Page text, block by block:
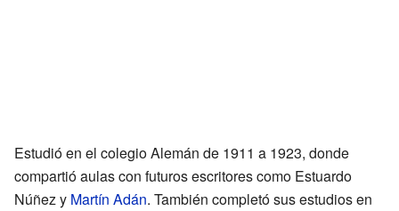
Estudió en el colegio Alemán de 1911 a 1923, donde
compartió aulas con futuros escritores como Estuardo
Núñez y Martín Adán. También completó sus estudios en